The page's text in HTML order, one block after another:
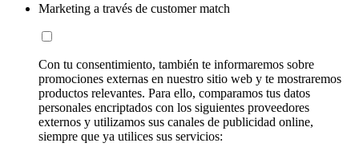
Marketing a través de customer match
Con tu consentimiento, también te informaremos sobre
promociones externas en nuestro sitio web y te mostraremos
productos relevantes. Para ello, comparamos tus datos
personales encriptados con los siguientes proveedores
externos y utilizamos sus canales de publicidad online,
siempre que ya utilices sus servicios: